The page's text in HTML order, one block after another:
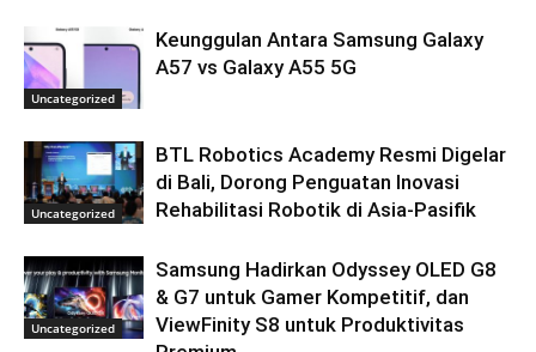
Uncategorized
Keunggulan Antara Samsung Galaxy
A57 vs Galaxy A55 5G
Uncategorized
BTL Robotics Academy Resmi Digelar
di Bali, Dorong Penguatan Inovasi
Rehabilitasi Robotik di Asia-Pasifik
Uncategorized
Samsung Hadirkan Odyssey OLED G8
& G7 untuk Gamer Kompetitif, dan
ViewFinity S8 untuk Produktivitas